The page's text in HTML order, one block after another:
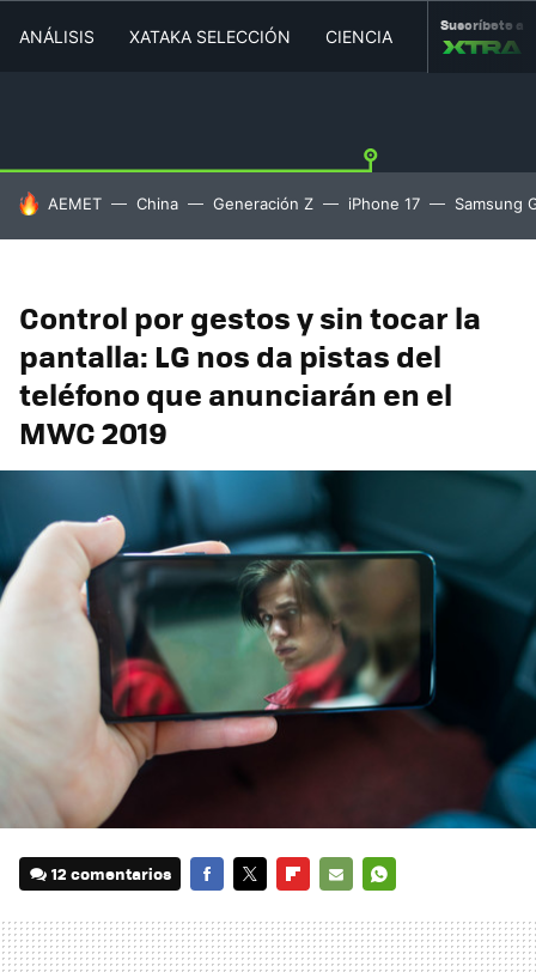
ANÁLISIS XATAKA SELECCIÓN CIENCIA MOVILIDAD
Suscríbete a
HOY SE HABLA DE
AEMET China Generación Z iPhone 17 Samsung
Control por gestos y sin tocar la
pantalla: LG nos da pistas del
teléfono que anunciarán en el
MWC 2019
12 comentarios
MAIL